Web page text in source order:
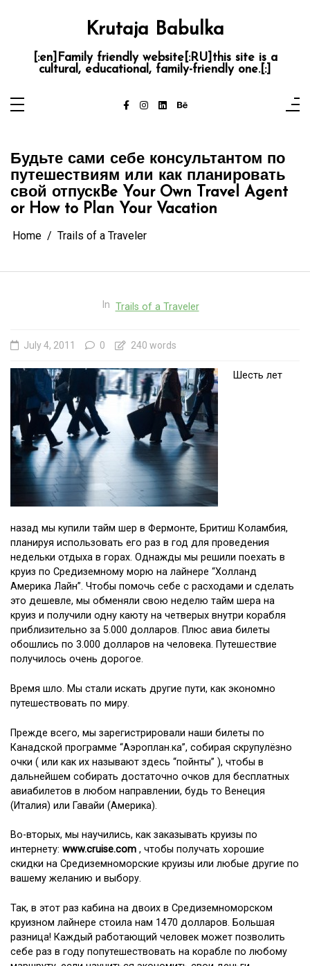
Krutaja Babulka
[:en]Family friendly website[:RU]this site is a
cultural, educational, family-friendly one.[:]
Будьте сами себе консультантом по
путешествиям или как планировать
свой отпускBe Your Own Travel Agent
or How to Plan Your Vacation
Home Trails of a Traveler
In Trails of a Traveler
July 4, 2011 0 240 words
Шесть лет
назад мы купили тайм шер в Фермонте, Бритиш Коламбия,
планируя использовать его раз в год для проведения
недельки отдыха в горах. Однажды мы решили поехать в
круиз по Средиземному морю на лайнере “Холланд
Америка Лайн”. Чтобы помочь себе с расходами и сделать
это дешевле, мы обменяли свою неделю тайм шера на
круиз и получили одну каюту на четверых внутри корабля
приблизительно за 5.000 долларов. Плюс авиа билеты
обошлись по 3.000 долларов на человека. Путешествие
получилось очень дорогое.
Время шло. Мы стали искать другие пути, как экономно
путешествовать по миру.
Прежде всего, мы зарегистрировали наши билеты по
Канадской программе “Аэроплан.ка”, собирая скрупулёзно
очки ( или как их называют здесь “пойнты” ), чтобы в
дальнейшем собирать достаточно очков для бесплатных
авиабилетов в любом направлении, будь то Венеция
(Италия) или Гавайи (Америка).
Во-вторых, мы научились, как заказывать круизы по
интернету: www.cruise.com , чтобы получать хорошие
скидки на Средиземноморские круизы или любые другие по
вашему желанию и выбору.
Так, в этот раз кабина на двоих в Средиземноморском
круизном лайнере стоила нам 1470 долларов. Большая
разница! Каждый работающий человек может позволить
себе раз в году попутешествовать на корабле по любому